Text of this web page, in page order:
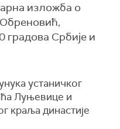
изложба о
градова Србије и
устаничког
Луњевице и
краља династије